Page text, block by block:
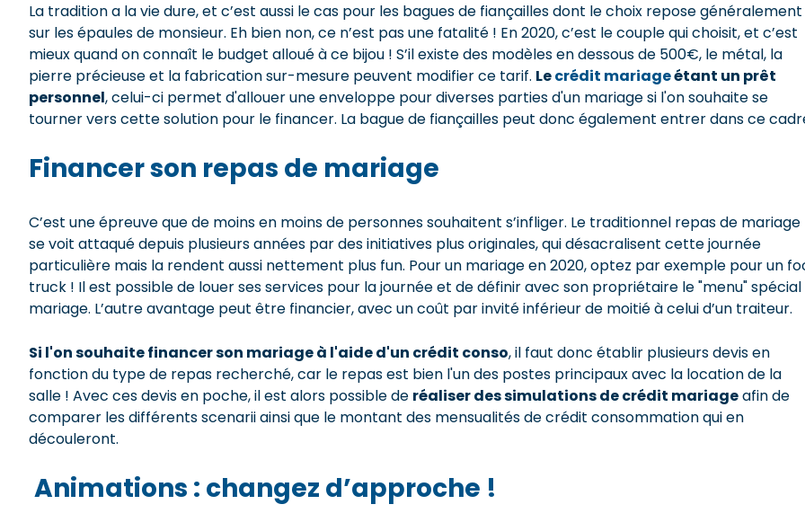
La tradition a la vie dure, et c’est aussi le cas pour les bagues de fiançailles dont le choix repose généralement
sur les épaules de monsieur. Eh bien non, ce n’est pas une fatalité ! En 2020, c’est le couple qui choisit, et c’est
mieux quand on connaît le budget alloué à ce bijou ! S’il existe des modèles en dessous de 500€, le métal, la
pierre précieuse et la fabrication sur-mesure peuvent modifier ce tarif. Lecrédit mariageétant un prêt
personnel, celui-ci permet d'allouer une enveloppe pour diverses parties d'un mariage si l'on souhaite se
tourner vers cette solution pour le financer. La bague de fiançailles peut donc également entrer dans ce
Financer son repas de mariage
C’est une épreuve que de moins en moins de personnes souhaitent s’infliger. Le traditionnel repas de mariage
se voit attaqué depuis plusieurs années par des initiatives plus originales, qui désacralisent cette journée
particulière mais la rendent aussi nettement plus fun. Pour un mariage en 2020, optez par exemple pour un
truck ! Il est possible de louer ses services pour la journée et de définir avec son propriétaire le "menu" spécial
mariage. L’autre avantage peut être financier, avec un coût par invité inférieur de moitié à celui d’un traiteur.
Si l'on souhaite financer son mariage à l'aide d'un crédit conso, il faut donc établir plusieurs devis en
fonction du type de repas recherché, car le repas est bien l'un des postes principaux avec la location de la
salle ! Avec ces devis en poche, il est alors possible de réaliser des simulations de crédit mariageafin de
comparer les différents scenarii ainsi que le montant des mensualités de crédit consommation qui en
découleront.
Animations : changez d’approche !